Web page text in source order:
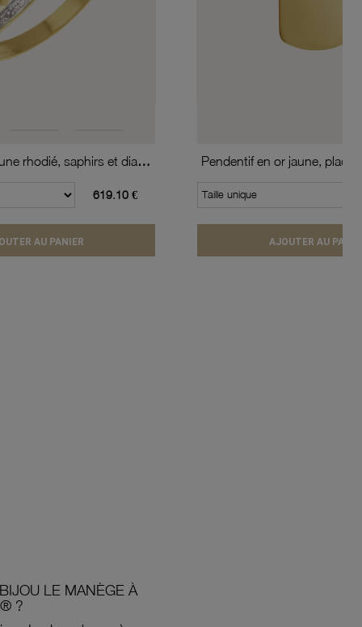
Bague en or jaune rhodié, saphirs et diamants
619.10 €
AU PANIER
Taille unique
AJOUTER AU
LE MANÈGE À
?